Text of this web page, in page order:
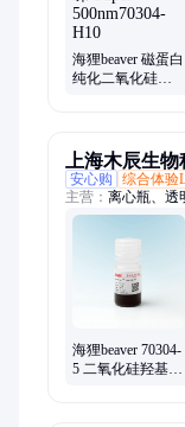
海狸beaver 磁蛋白
纯化二氧化硅羟
上海木辰生
安心购
综合体验
主营： 离心瓶、透
向、八联管、锥
管压盖、灭菌细
苯、吸附能力、
塑包装、白色框架
海狸beaver 70304-
5 二氧化硅羟基磁